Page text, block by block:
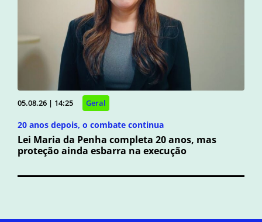
05.08.26 | 14:25 Geral
20 anos depois, o combate continua
Lei Maria da Penha completa 20 anos, mas
proteção ainda esbarra na execução